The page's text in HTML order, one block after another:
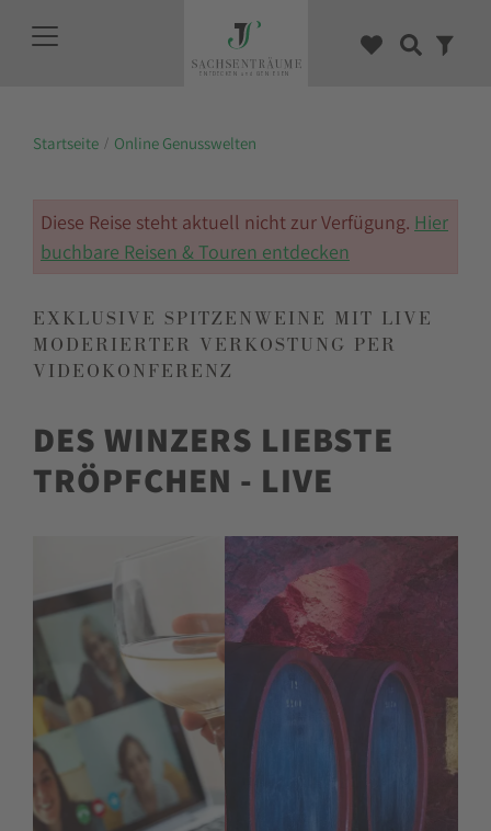
Startseite Online Genusswelten
Diese Reise steht aktuell nicht zur Verfügung. Hier
buchbare Reisen & Touren entdecken
EXKLUSIVE SPITZENWEINE MIT LIVE
MODERIERTER VERKOSTUNG PER
VIDEOKONFERENZ
DES WINZERS LIEBSTE
TRÖPFCHEN - LIVE